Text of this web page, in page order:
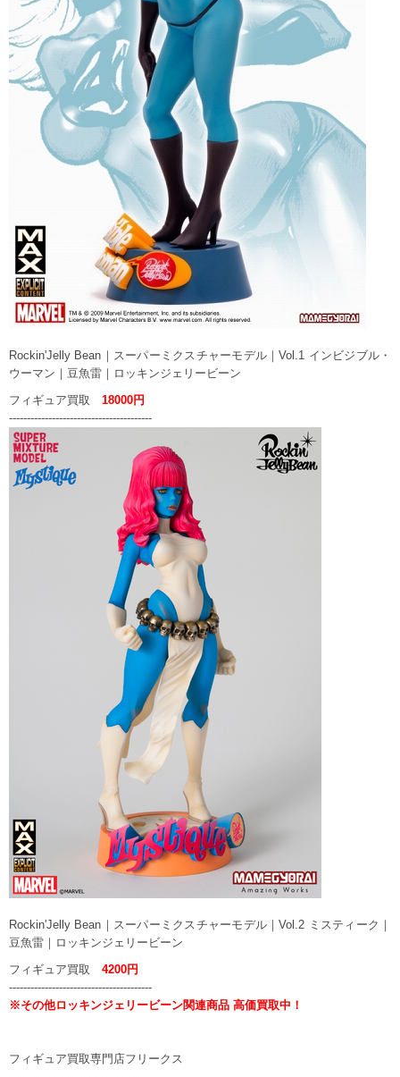
Rockin'Jelly Bean｜スーパーミクスチャーモデル｜Vol.1 インビジブル・
ウーマン｜豆魚雷｜ロッキンジェリービーン
フィギュア買取 18000円
----------------------------------------
Rockin'Jelly Bean｜スーパーミクスチャーモデル｜Vol.2 ミスティーク｜
豆魚雷｜ロッキンジェリービーン
フィギュア買取 4200円
----------------------------------------
※その他ロッキンジェリービーン関連商品 高価買取中！
フィギュア買取専門店フリークス